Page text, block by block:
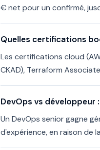
€ net pour un confirmé,
Quelles certifications
Les certifications cloud
CKAD), Terraform
DevOps vs développeur
Un DevOps senior gagne
d'expérience, en raison de